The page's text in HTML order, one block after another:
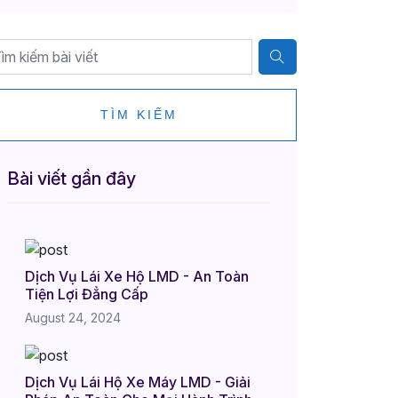
TÌM KIẾM
Bài viết gần đây
Dịch Vụ Lái Xe Hộ LMD - An Toàn
Tiện Lợi Đẳng Cấp
August 24, 2024
Dịch Vụ Lái Hộ Xe Máy LMD - Giải